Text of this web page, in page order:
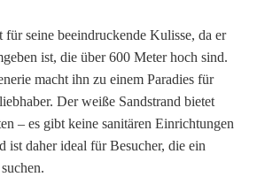
für seine beeindruckende Kulisse, da er
ist, die über 600 Meter hoch sind.
macht ihn zu einem Paradies für
Der weiße Sandstrand bietet
– es gibt keine sanitären Einrichtungen
ist daher ideal für Besucher, die ein
suchen.